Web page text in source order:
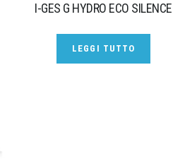
I-GES G HYDRO ECO SILENCE
LEGGI TUTTO